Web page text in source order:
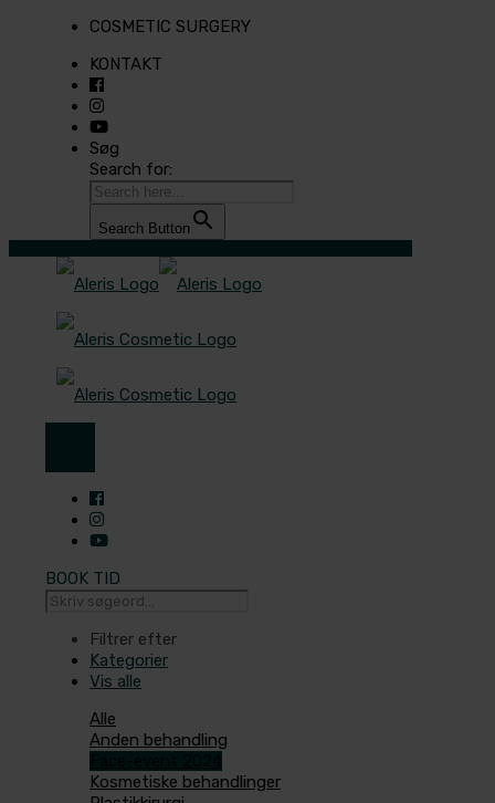
COSMETIC SURGERY
KONTAKT
Søg
Search for:
Search Button
BOOK TID
Filtrer efter
Kategorier
Vis alle
Alle
Anden behandling
Kosmetiske behandlinger